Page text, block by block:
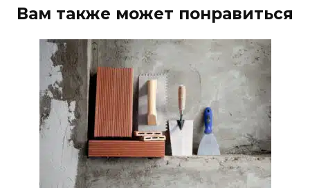
Вам также может понравиться